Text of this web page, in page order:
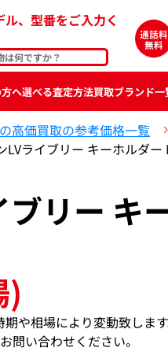
、型番をご入力く
へ選べる査定方法買取ブランド一
高価買取の参考価格一覧
LVライブリー キーホルダ
リー キ
)
や相場により変動致します
問い合わせください。